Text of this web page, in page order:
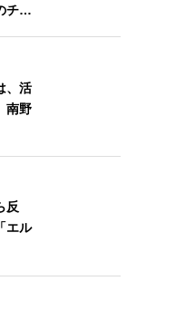
チャ
、活
南野
反
エル